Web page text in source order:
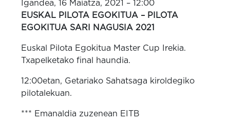
Igandea, 16 Maiatza, 2021 – 12:00
EUSKAL PILOTA EGOKITUA – PILOTA
EGOKITUA SARI NAGUSIA 2021
Euskal Pilota Egokitua Master Cup Irekia.
Txapelketako final haundia.
12:00etan, Getariako Sahatsaga kiroldegiko
pilotalekuan.
*** Emanaldia zuzenean EITB